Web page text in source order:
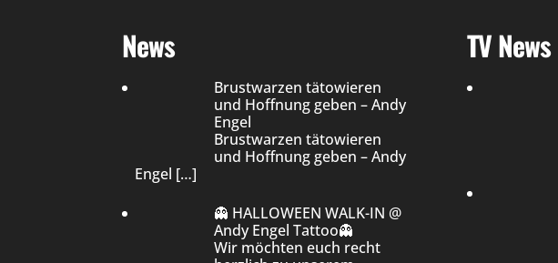
News
Brustwarzen tätowieren
und Hoffnung geben – Andy
Engel
Brustwarzen tätowieren
und Hoffnung geben – Andy
Engel […]
👻 HALLOWEEN WALK-IN @
Andy Engel Tattoo👻
Wir möchten euch recht
TV News